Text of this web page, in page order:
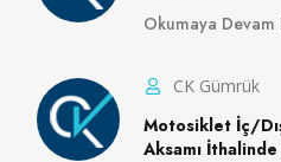
Okumaya Devam
CK Gümrük
Motosiklet İç/
Aksamı